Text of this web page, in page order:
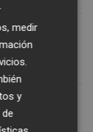
medir
y